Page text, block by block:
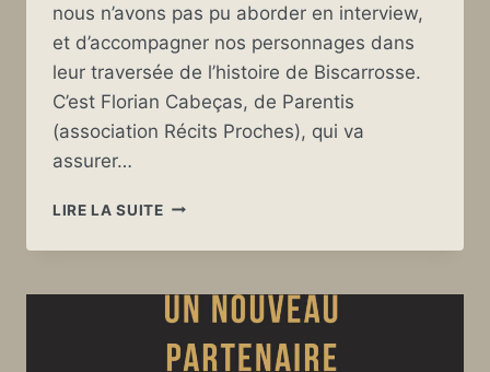
nous n’avons pas pu aborder en interview,
et d’accompagner nos personnages dans
leur traversée de l’histoire de Biscarrosse.
C’est Florian Cabeças, de Parentis
(association Récits Proches), qui va
assurer…
LIRE LA SUITETRAVAIL
LA
OFF